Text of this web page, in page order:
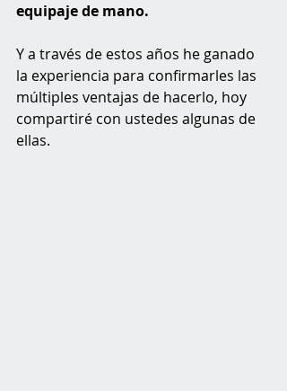
equipaje de mano.
Y a través de estos años he ganado
la experiencia para confirmarles las
múltiples ventajas de hacerlo, hoy
compartiré con ustedes algunas de
ellas.